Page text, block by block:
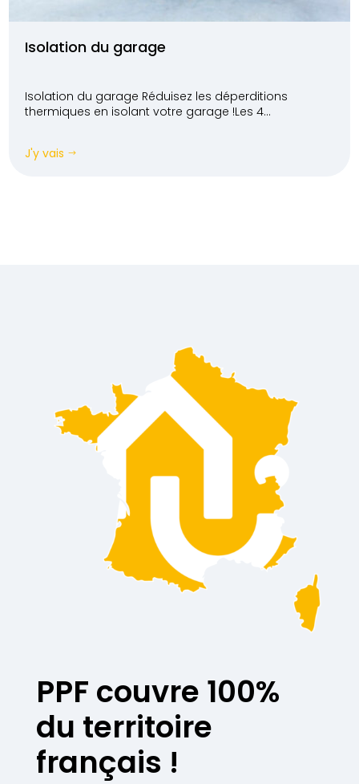
Isolation du garage
Isolation du garage Réduisez les déperditions
thermiques en isolant votre garage !Les 4...
J'y vais $
PPF couvre 100%
du territoire
français !